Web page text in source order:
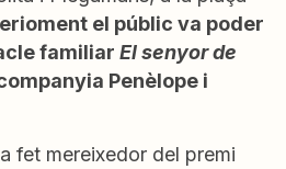
el públic va poder
familiar El senyor de
Penèlope i
fet mereixedor del premi